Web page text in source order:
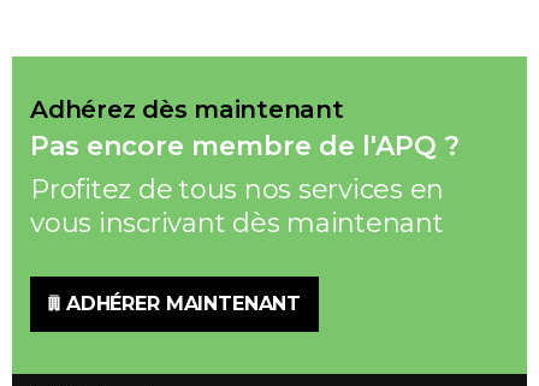
Adhérez dès maintenant
Pas encore membre de l'APQ ?
Profitez de tous nos services en
vous inscrivant dès maintenant
ADHÉRER MAINTENANT